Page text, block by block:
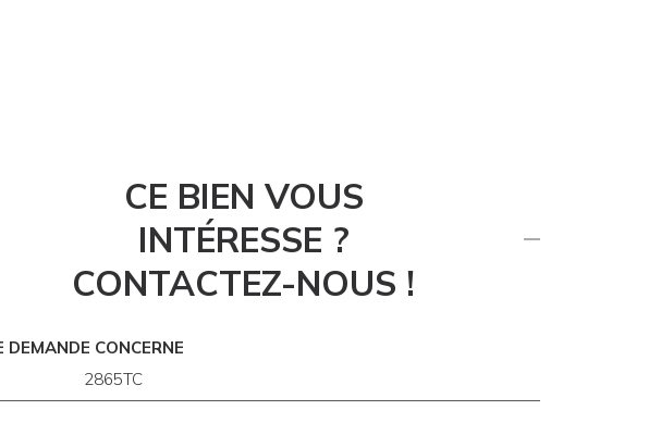
CE BIEN VOUS
INTÉRESSE ?
CONTACTEZ-NOUS !
DEMANDE CONCERNE